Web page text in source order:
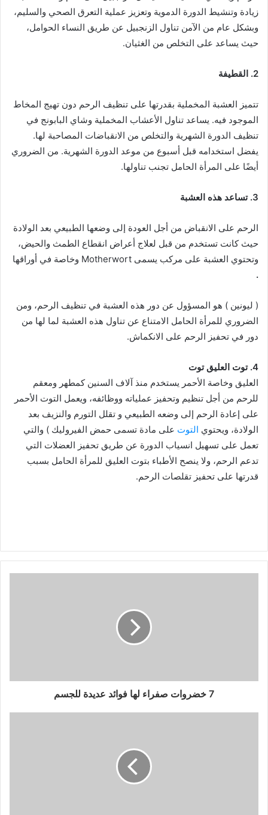
زيادة وتنشيط الدورة الدموية وتعزيز عملية التعرق الصحي والسليم،
وبشكل عام من الآمن تناول الزنجبيل عن طريق النساء الحوامل،
حيث يساعد على التخلص من الغثيان.
2. القطيفة
تتميز العشبة المخملية بقدرتها على تنظيف الرحم دون تهيج المخاط
الموجود فيه. يساعد تناول الأعشاب المخملية وشاي البابونج في
تنظيف الدورة الشهرية والتخلص من الانقباضات المصاحبة لها.
يفضل استخدامه قبل أسبوع من موعد الدورة الشهرية. من الضروري
أيضًا على المرأة الحامل تجنب تناولها.
3. تساعد هذه العشبة
الرحم على الانقباض من أجل العودة إلى وضعها الطبيعي بعد الولادة
حيث كانت تستخدم من قبل لعلاج أعراض انقطاع الطمث والحيض،
وتحتوي العشبة على مركب يسمى Motherwort وخاصة في أوراقها
.
( ليونين ) هو المسؤول عن دور هذه العشبة في تنظيف الرحم، ومن
الضروري للمرأة الحامل الامتناع عن تناول هذه العشبة لما لها من
دور في تحفيز الرحم على الانكماش.
4. توت العليق توت
العليق وخاصة الأحمر يستخدم منذ آلاف السنين كمطهر ومعقم
للرحم من أجل تنظيم وتحفيز عملياته ووظائفه، ويعمل التوت الأحمر
على إعادة الرحم إلى وضعه الطبيعي و تقلل التورم والنزيف بعد
الولادة، ويحتوي التوت على مادة تسمى حمض الفيروليك ) والتي
تعمل على تسهيل انسياب الدورة عن طريق تحفيز العضلات التي
تدعم الرحم، ولا ينصح الأطباء بتوت العليق للمرأة الحامل بسبب
قدرتها على تحفيز تقلصات الرحم.
7 خضروات صفراء لها فوائد عديدة للجسم